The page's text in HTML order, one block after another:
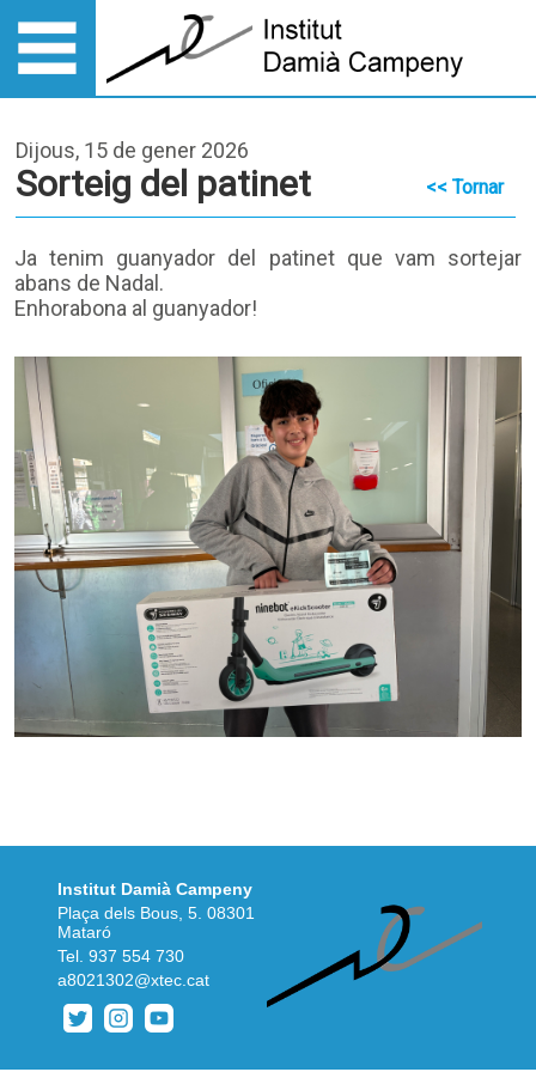
Dijous, 15 de gener 2026
Sorteig del patinet << Tornar
Ja tenim guanyador del patinet que vam sortejar
abans de Nadal.
Enhorabona al guanyador!
Institut Damià Campeny
Plaça dels Bous, 5. 08301
Mataró
Tel. 937 554 730
a8021302@xtec.cat